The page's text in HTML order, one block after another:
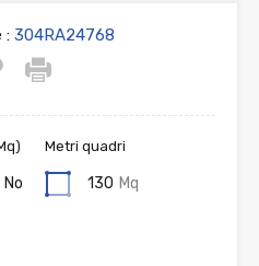
: 304RA24768
No
Metri quadri
130 Mq